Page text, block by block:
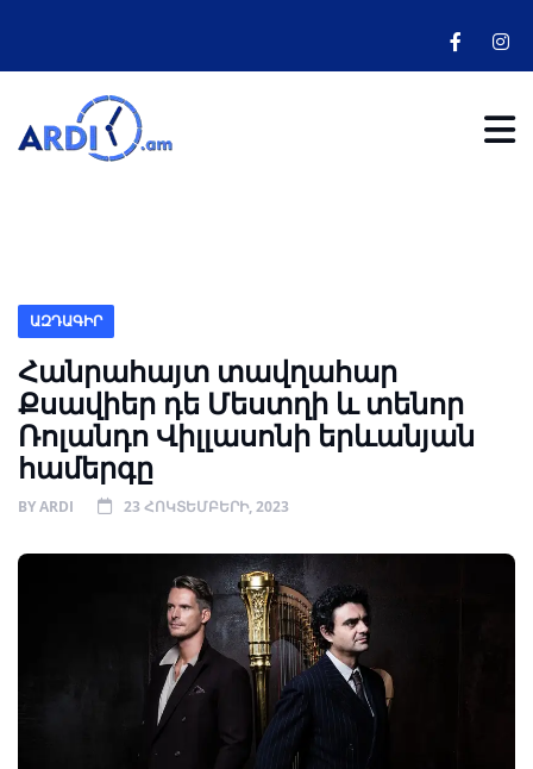
ԱԶԴԱԳԻՐ
Հանրահայտ տավղահար
Քսավիեր դե Մեստղի և տենոր
Ռոլանդո Վիլլասոնի երևանյան
համերգը
BYARDI 23 ՀՈԿՏԵՄԲԵՐԻ, 2023